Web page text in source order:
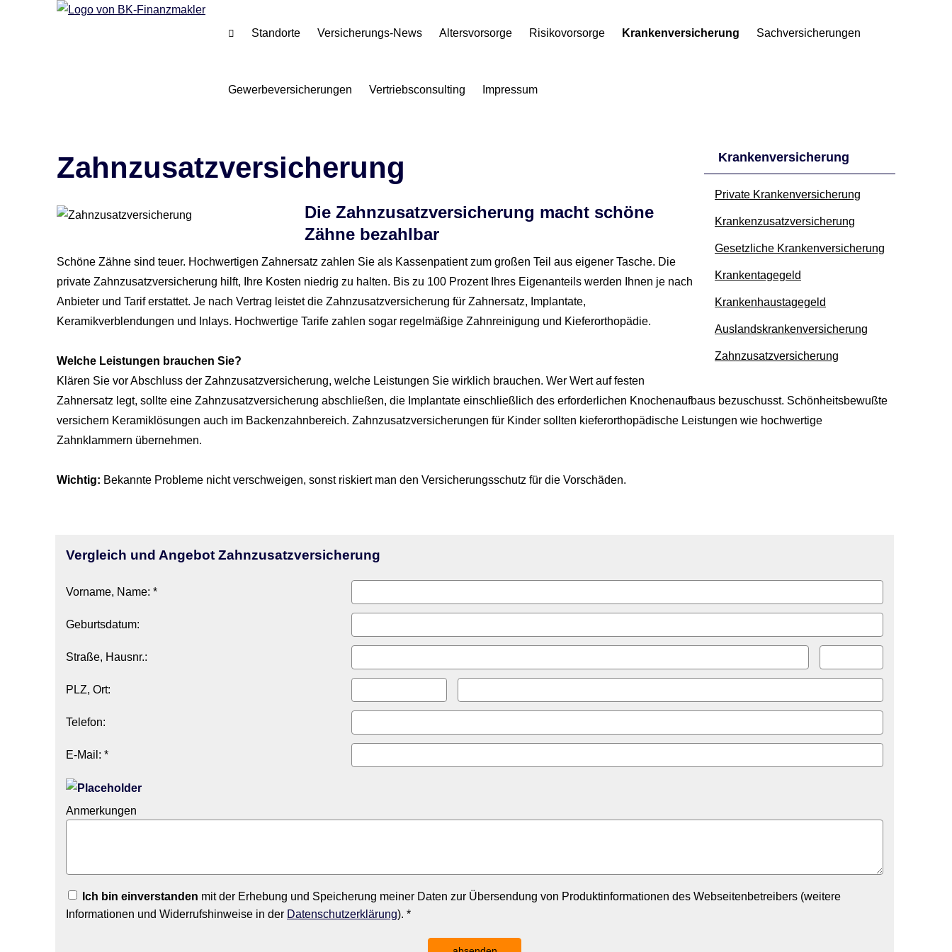
Standorte Versicherungs-News Alters­vorsorge Risikovorsorge Kranken­ver­si­che­rung Sachversicherungen
Gewerbeversicherungen Vertriebsconsulting Impressum
Kranken­ver­si­che­rung
Private Kranken­ver­si­che­rung
Kranken­zusatz­ver­si­che­rung
Gesetzliche Kranken­ver­si­che­rung
Krankentagegeld
Krankenhaustagegeld
Auslandskrankenversicherung
Zahn­zu­satz­ver­si­che­rung
Zahn­zu­satz­ver­si­che­rung
Die Zahn­zu­satz­ver­si­che­rung macht schöne
Zähne bezahlbar
Schöne Zähne sind teuer. Hochwertigen Zahnersatz zahlen Sie als Kassenpatient zum großen Teil aus eigener Tasche. Die
private Zahn­zu­satz­ver­si­che­rung hilft, Ihre Kosten niedrig zu halten. Bis zu 100 Prozent Ihres Eigenanteils werden Ihnen je nach
Anbieter und Tarif erstattet. Je nach Vertrag leistet die Zahn­zu­satz­ver­si­che­rung für Zahnersatz, Implantate,
Keramikverblendungen und Inlays. Hochwertige Tarife zahlen sogar regelmäßige Zahnreinigung und Kieferorthopädie.
Welche Leistungen brauchen Sie?
Klären Sie vor Abschluss der Zahn­zu­satz­ver­si­che­rung, welche Leistungen Sie wirklich brauchen. Wer Wert auf festen
Zahnersatz legt, sollte eine Zahn­zu­satz­ver­si­che­rung abschließen, die Implantate einschließlich des erforderlichen Knochenaufbaus bezuschusst. Schönheitsbewußte
ver­sichern Keramiklösungen auch im Backenzahnbereich. Zahn­zu­satz­ver­si­che­rungen für Kinder sollten kieferorthopädische Leistungen wie hochwertige
Zahnklammern übernehmen.
Wichtig: Bekannte Probleme nicht verschweigen, sonst riskiert man den Versicherungsschutz für die Vorschäden.
Vergleich und Angebot Zahn­zu­satz­ver­si­che­rung
Vorname, Name: *
Geburts­datum:
Straße, Hausnr.:
PLZ, Ort:
Telefon:
E-Mail: *
Anmerkungen
Ich bin einverstanden mit der Erhebung und Speicherung meiner Daten zur Übersendung von Produktinformationen des Webseitenbetreibers (weitere
Informationen und Widerrufshinweise in der Datenschutzerklärung). *